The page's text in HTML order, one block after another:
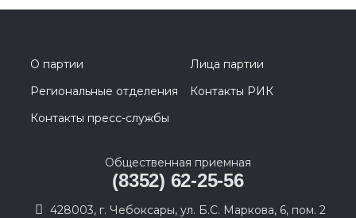
О партии
Лица партии
Региональные отделения
Контакты РИК
Контакты пресс-службы
Общественная приемная
(8352) 62-25-56
428003, г. Чебоксары, ул. Б.С. Маркова, 6, пом. 2